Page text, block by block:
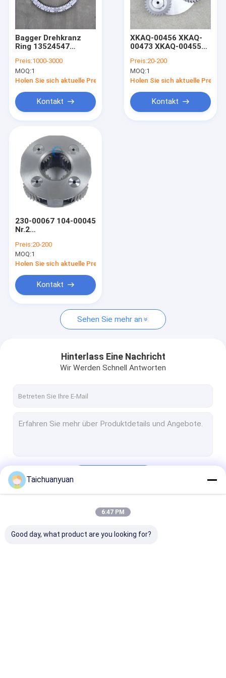
Über uns
Werksbesichtigung
Kontakt mit uns
Neuigkeiten
Bitte um ein Angebot
Bagger-Final Drive Travel-Motor
Getriebe zur Verringerung der Reise des Baggers
Achsantriebsteile für Bagger
Schwingantriebsmotor für Bagger
Schwingungsschrumpfgetriebe für Bagger
Bagger Swing Drive Parts
Hydraulikpumpeteile des Baggers
Motorprodukt
Bagger Drehkranz
Ring 13524547
Sy375H Drehlager 84
Zähne
Preis:1000-3000
MOQ:1
Holen Sie sich aktuelle Preis
Kontakt
XKAQ-00456 XKAQ-
00473 XKAQ-00455
Preis:20-200
MOQ:1
Holen Sie sich aktuelle Preis
Kontakt
230-00067 104-00045
Nr.2
Dx300lc Solar300ll
Dx300lca Dh300-7
Schwinggetriebe
Preis:20-200
MOQ:1
Holen Sie sich aktuelle Preis
Kontakt
Sehen Sie mehr an
Hinterlass Eine Nachricht
Wir Werden Schnell Antworten
Taichuanyuan
6:47 PM
Good day, what product are you looking for?